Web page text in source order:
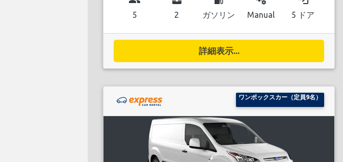
5 2 ガソリン Manual 5 ドア
詳細表示...
ワンボックスカー（定員9名）